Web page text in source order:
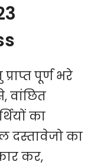
पूर्ण भरे
वांछित
का
दस्तावेजो का
कर,